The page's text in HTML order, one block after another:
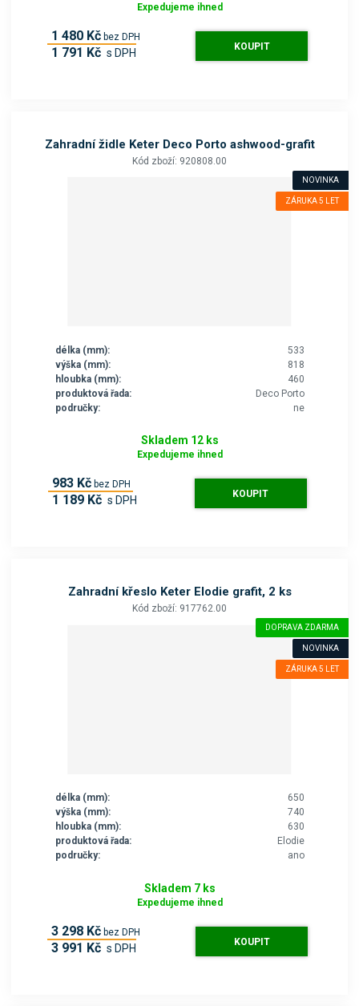
Expedujeme ihned
1 480 Kč bez DPH
1 791 Kč s DPH KOUPIT
Zahradní židle Keter Deco Porto ashwood-grafit
Kód zboží: 920808.00
NOVINKA
ZÁRUKA 5 LET
délka (mm):
533
výška (mm):
818
hloubka (mm):
460
produktová řada:
Deco Porto
područky:
ne
Skladem 12 ks
Expedujeme ihned
983 Kč bez DPH
1 189 Kč s DPH KOUPIT
Zahradní křeslo Keter Elodie grafit, 2 ks
Kód zboží: 917762.00
DOPRAVA ZDARMA
NOVINKA
ZÁRUKA 5 LET
délka (mm):
650
výška (mm):
740
hloubka (mm):
630
produktová řada:
Elodie
područky:
ano
Skladem 7 ks
Expedujeme ihned
3 298 Kč bez DPH
3 991 Kč s DPH KOUPIT